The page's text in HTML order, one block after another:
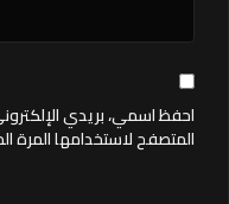
احفظ اسمي، بريدي
المتصفح لاستخدامها المرة